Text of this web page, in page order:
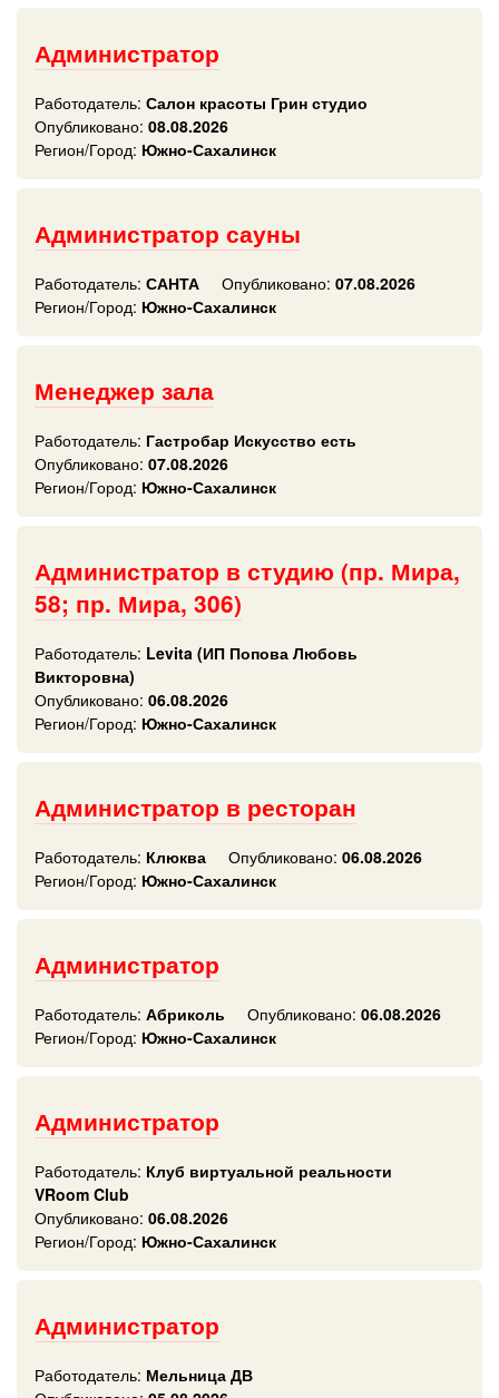
Администратор
Работодатель: Салон красоты Грин студио
Опубликовано: 08.08.2026
Регион/Город: Южно-Сахалинск
Администратор сауны
Работодатель: САНТА Опубликовано: 07.08.2026
Регион/Город: Южно-Сахалинск
Менеджер зала
Работодатель: Гастробар Искусство есть
Опубликовано: 07.08.2026
Регион/Город: Южно-Сахалинск
Администратор в студию (пр. Мира,
58; пр. Мира, 306)
Работодатель: Levita (ИП Попова Любовь
Викторовна)
Опубликовано: 06.08.2026
Регион/Город: Южно-Сахалинск
Администратор в ресторан
Работодатель: Клюква Опубликовано: 06.08.2026
Регион/Город: Южно-Сахалинск
Администратор
Работодатель: Абриколь Опубликовано: 06.08.2026
Регион/Город: Южно-Сахалинск
Администратор
Работодатель: Клуб виртуальной реальности
VRoom Club
Опубликовано: 06.08.2026
Регион/Город: Южно-Сахалинск
Администратор
Работодатель: Мельница ДВ